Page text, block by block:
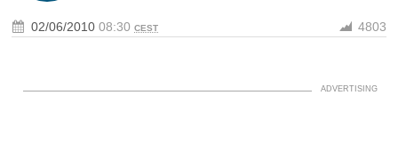
02/06/2010 08:30CEST 4803